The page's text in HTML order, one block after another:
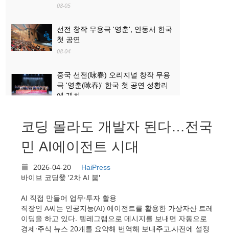
08-05
선전 창작 무용극 '영춘', 안동서 한국
첫 공연
08-04
중국 선전(咏春) 오리지널 창작 무용
극 '영춘(咏春)' 한국 첫 공연 성황리
에 개최
산업과 문화관광의 ‘상생·융합’...로켓
발사 관람, 산둥 하이양 대표 문화관
광 콘텐츠로 부상
08-03
코딩 몰라도 개발자 된다…전국
민 AI에이전트 시대
2026-04-20 HaiPress
바이브 코딩發 '2차 AI 붐'
AI 직접 만들어 업무·투자 활용
직장인 A씨는 인공지능(AI) 에이전트를 활용한 가상자산 트레
이딩을 하고 있다. 텔레그램으로 메시지를 보내면 자동으로
경제·주식 뉴스 20개를 요약해 번역해 보내주고,사전에 설정